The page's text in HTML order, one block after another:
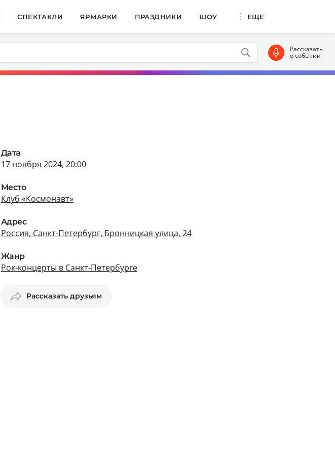
СПЕКТАКЛИ ЯРМАРКИ ПРАЗДНИКИ ШОУ ЕЩЕ
Рассказать
о событии
Дата
17 ноября 2024, 20:00
Место
Клуб «Космонавт»
Адрес
Россия, Санкт-Петербург, Бронницкая улица, 24
Жанр
Рок-концерты в Санкт-Петербурге
Рассказать друзьям